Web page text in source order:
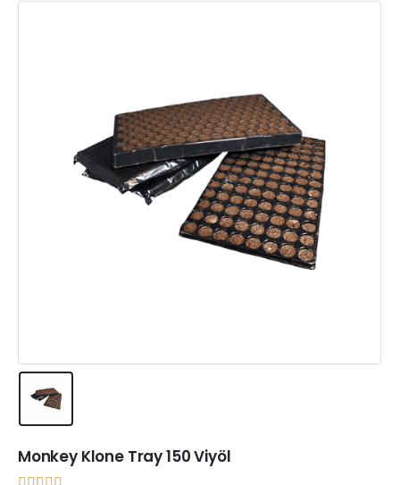
Monkey Klone Tray 150 Viyöl